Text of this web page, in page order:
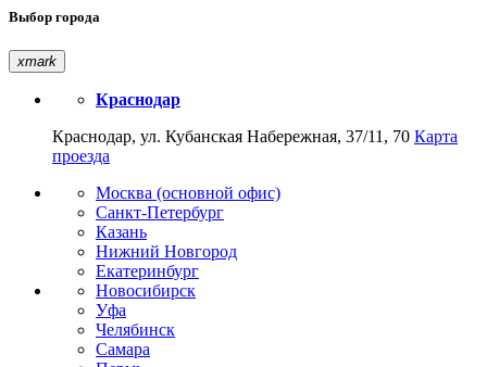
Выбор города
xmark
Краснодар
Краснодар, ул. Кубанская Набережная, 37/11, 70 Карта
проезда
Москва (основной офис)
Санкт-Петербург
Казань
Нижний Новгород
Екатеринбург
Новосибирск
Уфа
Челябинск
Самара